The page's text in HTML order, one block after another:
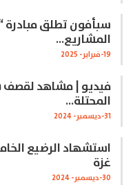
سبأفون تطلق مبادرة
المشاريع…
19-فبراير- 2025
فيديو | مشاهد لقصف
المحتلة…
31-ديسمبر- 2024
استشهاد الرضيع
غزة
30-ديسمبر- 2024